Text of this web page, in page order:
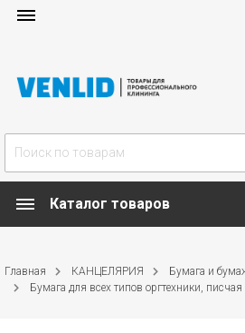
Каталог товаров
Главная КАНЦЕЛЯРИЯ
Бумага и
Бумага для всех типов оргтехники, писчая